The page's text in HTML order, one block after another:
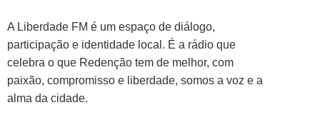
A Liberdade FM é um espaço de diálogo,
participação e identidade local. É a rádio que
celebra o que Redenção tem de melhor, com
paixão, compromisso e liberdade, somos a voz e a
alma da cidade.